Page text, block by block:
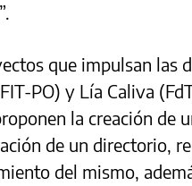
que impulsan las
PO) y Lía Caliva
la creación de
de un directorio,
del mismo,